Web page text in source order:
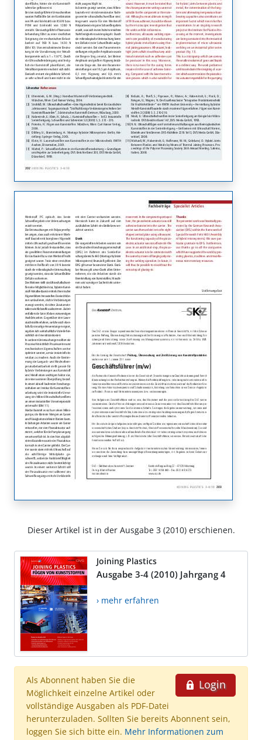
Dieser Artikel ist in der Ausgabe 3 (2010) erschienen.
Joining Plastics
Ausgabe 3-4 (2010) Jahrgang 4
› mehr erfahren
Login
Als Abonnent haben Sie die
Möglichkeit einzelne Artikel oder
vollständige Ausgaben als PDF-Datei
herunterzuladen. Sollten Sie bereits Abonnent sein,
loggen Sie sich bitte ein. Mehr Informationen zum